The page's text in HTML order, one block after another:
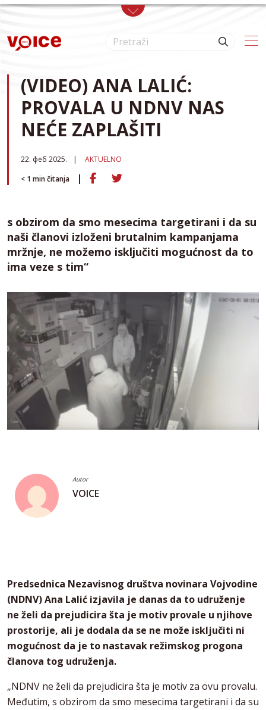
Skip to main content
(VIDEO) ANA LALIĆ:
PROVALA U NDNV NAS
NEĆE ZAPLAŠITI
22. феб 2025.
AKTUELNO
< 1 min čitanja
s obzirom da smo mesecima targetirani i da su
naši članovi izloženi brutalnim kampanjama
mržnje, ne možemo isključiti mogućnost da to
ima veze s tim“
Autor
VOICE
Predsednica Nezavisnog društva novinara Vojvodine
(NDNV) Ana Lalić izjavila je danas da to udruženje
ne želi da prejudicira šta je motiv provale u njihove
prostorije, ali je dodala da se ne može isključiti ni
mogućnost da je to nastavak režimskog progona
članova tog udruženja.
„NDNV ne želi da prejudicira šta je motiv za ovu provalu.
Međutim, s obzirom da smo mesecima targetirani i da su